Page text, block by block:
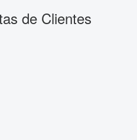
de Clientes